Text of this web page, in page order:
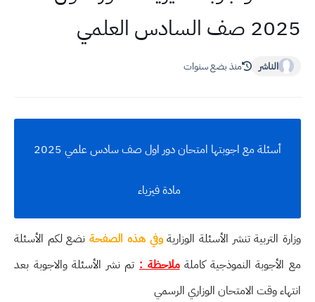
2025 صف السادس العلمي
الناشر منذ بضع سنوات
أسئلة مع اجوبتها امتحان دور اول صف سادس علمي 2025
مادة فيزياء
وزارة التربية تنشر الأسئلة الوزاريةوفي هذه الصفحة نضع لكم الأسئلة
مع الأجوبة النموذجية كاملةملاحظة : تم نشر الأسئلة والاجوبة بعد
انتهاء وقت الامتحان الوزاري الرسمي